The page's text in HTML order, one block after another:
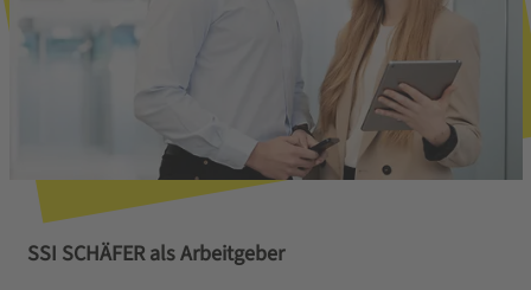
SSI SCHÄFER als Arbeitgeber